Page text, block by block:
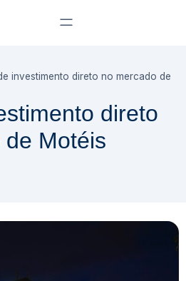
investimento direto no mercado de
direto
Motéis